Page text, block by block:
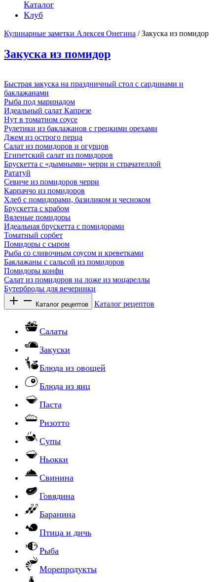
Каталог
Клуб
Кулинарные заметки Алексея Онегина / Закуска из помидор
Закуска из помидор
Быстрая закуска на праздничный стол с сардинами и
баклажанами
Рыба под маринадом
Идеальный салат Капрезе
Нут в томатном соусе
Рулетики из баклажанов с грецкими орехами
Джем из острого перца
Салат из помидоров и огурцов
Египетский салат из помидоров
Брускетта с «дымными» черри и страчателлой
Рататуй
Севиче из помидоров черри
Карпаччо из помидоров
Хлеб с помидорами, базиликом и чесноком
Брускетта с крабом
Вяленые помидоры
Идеальная брускетта с помидорами
Томатный сорбет
Помидоры с сыром
Рыба со сливочным соусом и креветками
Баклажаны с сальсой из помидоров
Помидоры конфи
Салат из помидоров на ложе из моцареллы
Бутерброды для вечеринки
Каталог рецептов Каталог рецептов
Салаты
Закуски
Блюда из овощей
Блюда из яиц
Паста
Ризотто
Супы
Ньокки
Свинина
Говядина
Баранина
Птица и дичь
Рыба
Морепродукты